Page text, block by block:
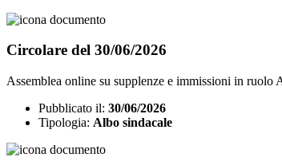
Circolare del 30/06/2026
Assemblea online su supplenze e immissioni in ruolo
Pubblicato il: 30/06/2026
Tipologia: Albo sindacale